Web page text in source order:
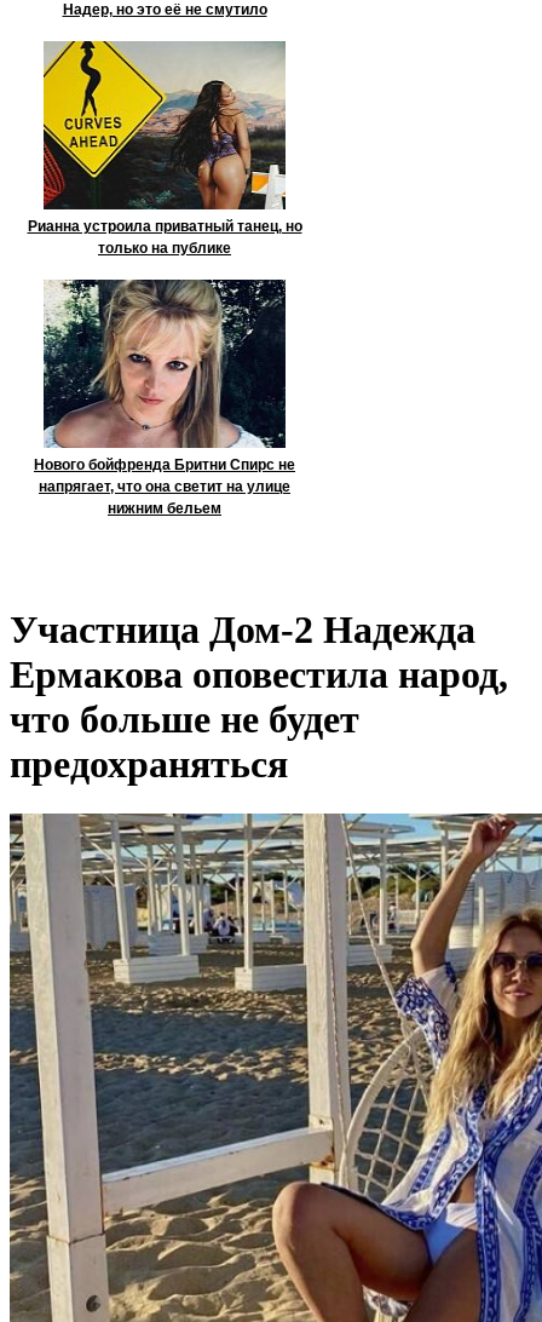
Надер, но это её не смутило
Рианна устроила приватный танец, но
только на публике
Нового бойфренда Бритни Спирс не
напрягает, что она светит на улице
нижним бельем
Участница Дом-2 Надежда
Ермакова оповестила народ,
что больше не будет
предохраняться